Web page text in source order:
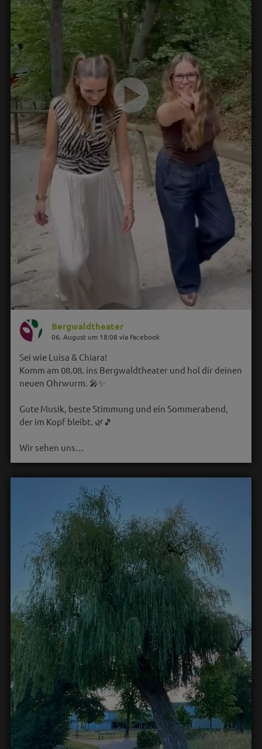
Bergwaldtheater
06. August um 18:08 via Facebook
Sei wie Luisa & Chiara!
Komm am 08.08. ins Bergwaldtheater und hol dir deinen
neuen Ohrwurm. 🎤✨
Gute Musik, beste Stimmung und ein Sommerabend,
der im Kopf bleibt. 🌿🎵
Wir sehen uns…